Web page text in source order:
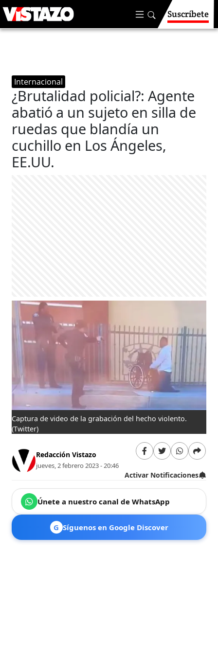
Suscríbete
Internacional
¿Brutalidad policial?: Agente
abatió a un sujeto en silla de
ruedas que blandía un
cuchillo en Los Ángeles,
EE.UU.
Captura de video de la grabación del hecho violento.
(Twitter)
Redacción Vistazo
jueves, 2 febrero 2023 - 20:46
Activar Notificaciones
Únete a nuestro canal de WhatsApp
G Síguenos en Google Discover